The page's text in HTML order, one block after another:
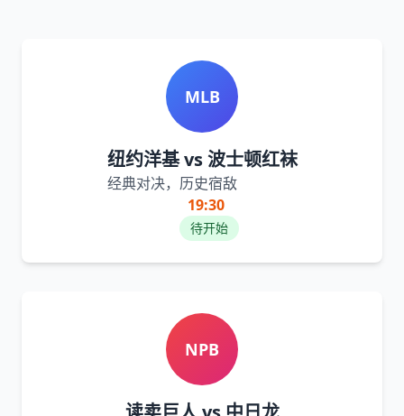
MLB
纽约洋基 vs 波士顿红袜
经典对决，历史宿敌
19:30
待开始
NPB